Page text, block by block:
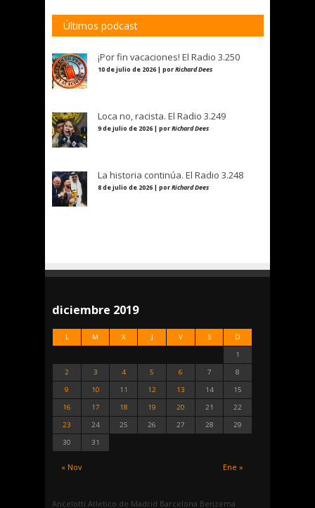
Últimos podcast
¡Por fin vacaciones! El Radio 3.250
10 de julio de 2026 | porRichard Dees
Loca no, racista. El Radio 3.249
9 de julio de 2026 | porRichard Dees
La historia continúa. El Radio 3.248
8 de julio de 2026 | porRichard Dees
diciembre 2019
L M X J V S D
« Nov Ene »
1
2
3 4 5 6 7
8
9
10 11 12 13 14
15
16
17 18 19 20 21
22
23
24 25 26 27 28
29
30
31
Ancelotti Atletico de Madrid Barcelona Benzema